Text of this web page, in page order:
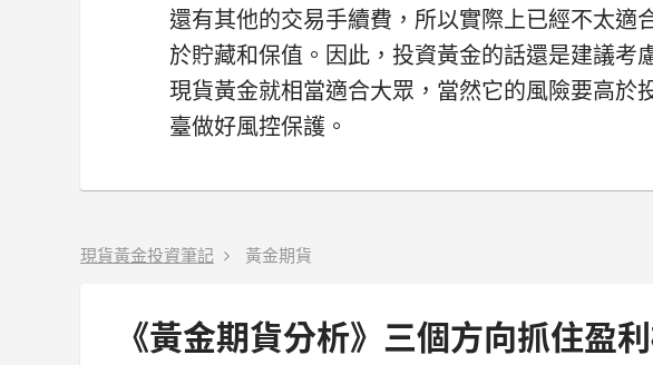
還有其他的交易手續費，所以實際上已經不太適
於貯藏和保值。因此，投資黃金的話還是建議考
現貨黃金就相當適合大眾，當然它的風險要高於
臺做好風控保護。
現貨黃金投資筆記 黃金期貨
《黃金期貨分析》三個方向抓住盈